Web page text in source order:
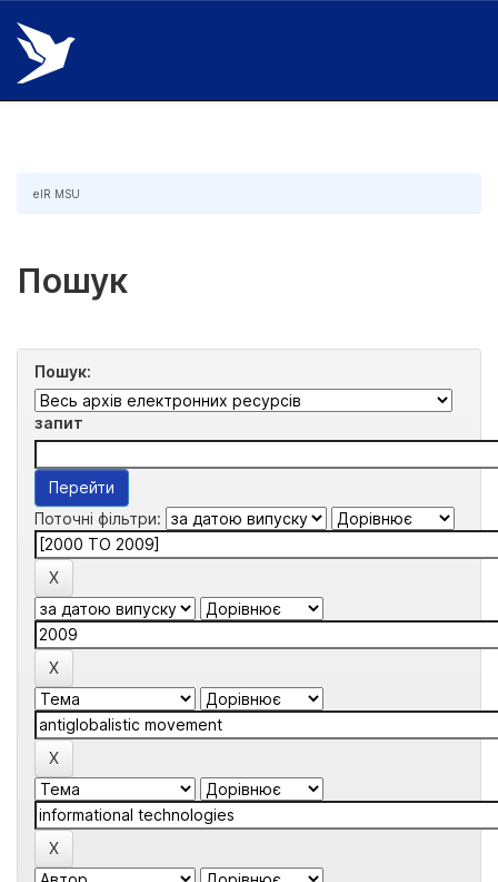
Skip
navigation
eIR MSU
Пошук
Пошук:
запит
Поточні фільтри: